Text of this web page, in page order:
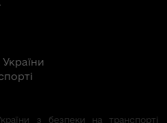
з безпеки на транспорті